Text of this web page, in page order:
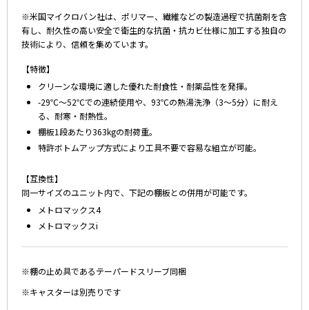
※米国マイクロバン社は、ポリマー、繊維などの製造過程で抗菌剤を含
有し、耐久性の高い安全で衛生的な抗菌・抗カビ仕様に加工する独自の
技術により、信頼を集めています。
【特徴】
クリーンな環境に適した優れた耐食性・耐薬品性を発揮。
-29℃～52℃での連続使用や、93℃の熱湯洗浄（3～5分）に耐え
る、耐寒・耐熱性。
棚板1段あたり363kgの耐荷重。
特許ボトムアップ方式により工具不要で容易な組立が可能。
【互換性】
同一サイズのユニット内で、下記の棚板との併用が可能です。
メトロマックス4
メトロマックスi
※棚の止め具であるテーパードスリーブ同梱
※キャスターは別売りです